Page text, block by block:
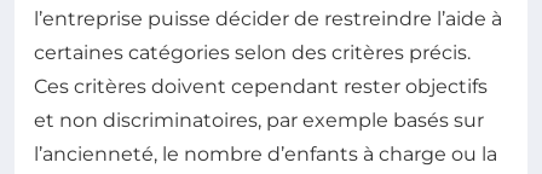
l’entreprise puisse décider de restreindre l’aide à
certaines catégories selon des critères précis.
Ces critères doivent cependant rester objectifs
et non discriminatoires, par exemple basés sur
l’ancienneté, le nombre d’enfants à charge ou la